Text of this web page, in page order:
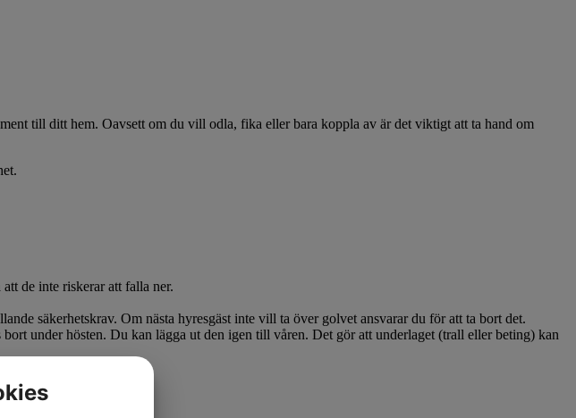
till ditt hem. Oavsett om du vill odla, fika eller bara koppla av är det viktigt att ta hand om
de inte riskerar att falla ner.
säkerhetskrav. Om nästa hyresgäst inte vill ta över golvet ansvarar du för att ta bort det.
under hösten. Du kan lägga ut den igen till våren. Det gör att underlaget (trall eller beting) kan